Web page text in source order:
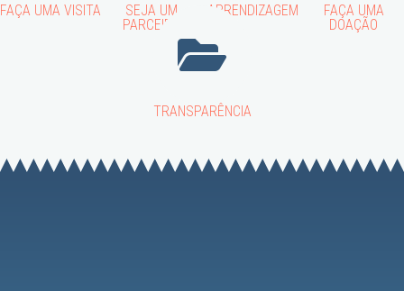
FAÇA UMA VISITA
SEJA UM
PARCEIRO
APRENDIZAGEM
FAÇA UMA
DOAÇÃO
TRANSPARÊNCIA